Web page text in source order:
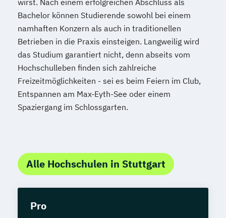
wirst. Nach einem erfolgreichen Abschluss als
Bachelor können Studierende sowohl bei einem
namhaften Konzern als auch in traditionellen
Betrieben in die Praxis einsteigen. Langweilig wird
das Studium garantiert nicht, denn abseits vom
Hochschulleben finden sich zahlreiche
Freizeitmöglichkeiten - sei es beim Feiern im Club,
Entspannen am Max-Eyth-See oder einem
Spaziergang im Schlossgarten.
Alle Hochschulen in Stuttgart
Pro